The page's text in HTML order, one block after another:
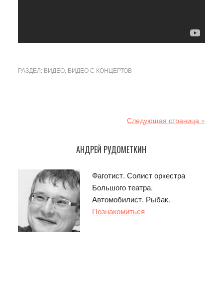
РАЗДЕЛ: ВИДЕО, ВИДЕО С КОНЦЕРТОВ
Следующая страница »
сайдбар
АНДРЕЙ РУДОМЕТКИН
Фаготист. Солист оркестра
Большого театра.
Автомобилист. Рыбак.
Познакомиться